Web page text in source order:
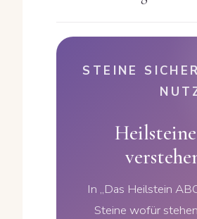
STEINE
In „Das Heilstein
Steine wofür